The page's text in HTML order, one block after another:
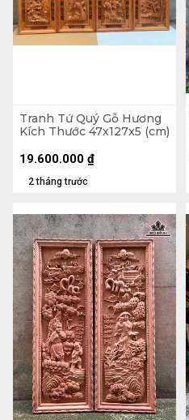
Tranh Tứ Quý Gỗ Hương
Kích Thước 47x127x5 (cm)
2 tháng trước
19.600.000 ₫